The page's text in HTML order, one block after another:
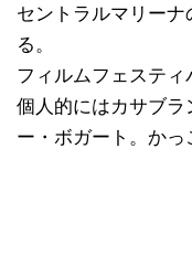
セントラルマリー
る。
フィルムフェスティ
個人的にはカサブラ
ー・ボガート。かっ